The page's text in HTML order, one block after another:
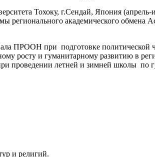
Тохоку, г.Сендай, Япония
академического обмена
ПРООН при подготовке политической
росту и гуманитарному развитию в
проведении летней и зимней школы по
и религий.